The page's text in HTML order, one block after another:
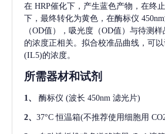
在 HRP催化下，产生蓝色产物，在终
下，最终转化为黄色，在酶标仪
（OD值），吸光度（OD值）与待测样
的浓度正相关。拟合校准品曲线，可
(IL5)的浓度。
所需器材和试剂
1、 酶标仪 (波长 450nm 滤光片)
2、 37°C 恒温箱(不推荐使用细胞用